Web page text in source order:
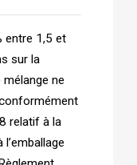
entre 1,5 et
sur la
mélange ne
relatif à la